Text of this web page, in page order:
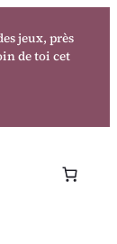
jeux, près
de toi cet